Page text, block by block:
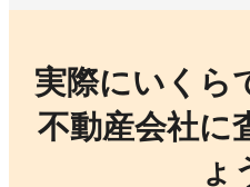
実際にいくら
不動産会社に
ょ